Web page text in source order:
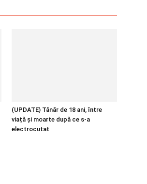
(UPDATE) Tânăr de 18 ani, între
viață și moarte după ce s-a
electrocutat